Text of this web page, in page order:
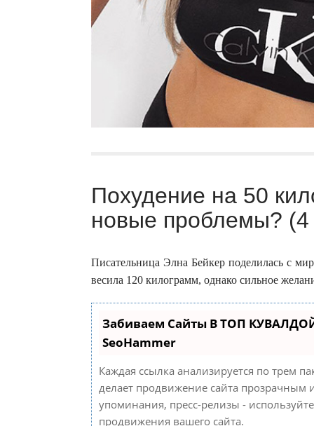
Похудение на 50
новые проблемы?
Писательница Элна Бейкер поделилась с
весила 120 килограмм, однако сильное
Забиваем Сайты В ТОП
SeoHammer
Каждая ссылка анализируется по трем
делает продвижение сайта прозрачным
упоминания, пресс-релизы -
продвижения вашего сайта.